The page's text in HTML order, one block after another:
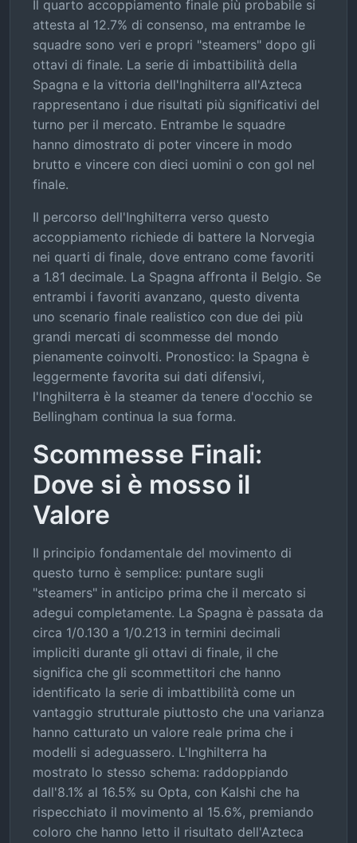
Il quarto accoppiamento finale più probabile si
attesta al 12.7% di consenso, ma entrambe le
squadre sono veri e propri "steamers" dopo gli
ottavi di finale. La serie di imbattibilità della
Spagna e la vittoria dell'Inghilterra all'Azteca
rappresentano i due risultati più significativi del
turno per il mercato. Entrambe le squadre
hanno dimostrato di poter vincere in modo
brutto e vincere con dieci uomini o con gol nel
finale.
Il percorso dell'Inghilterra verso questo
accoppiamento richiede di battere la Norvegia
nei quarti di finale, dove entrano come favoriti
a 1.81 decimale. La Spagna affronta il Belgio. Se
entrambi i favoriti avanzano, questo diventa
uno scenario finale realistico con due dei più
grandi mercati di scommesse del mondo
pienamente coinvolti. Pronostico: la Spagna è
leggermente favorita sui dati difensivi,
l'Inghilterra è la steamer da tenere d'occhio se
Bellingham continua la sua forma.
Scommesse Finali:
Dove si è mosso il
Valore
Il principio fondamentale del movimento di
questo turno è semplice: puntare sugli
"steamers" in anticipo prima che il mercato si
adegui completamente. La Spagna è passata da
circa 1/0.130 a 1/0.213 in termini decimali
impliciti durante gli ottavi di finale, il che
significa che gli scommettitori che hanno
identificato la serie di imbattibilità come un
vantaggio strutturale piuttosto che una varianza
hanno catturato un valore reale prima che i
modelli si adeguassero. L'Inghilterra ha
mostrato lo stesso schema: raddoppiando
dall'8.1% al 16.5% su Opta, con Kalshi che ha
rispecchiato il movimento al 15.6%, premiando
coloro che hanno letto il risultato dell'Azteca